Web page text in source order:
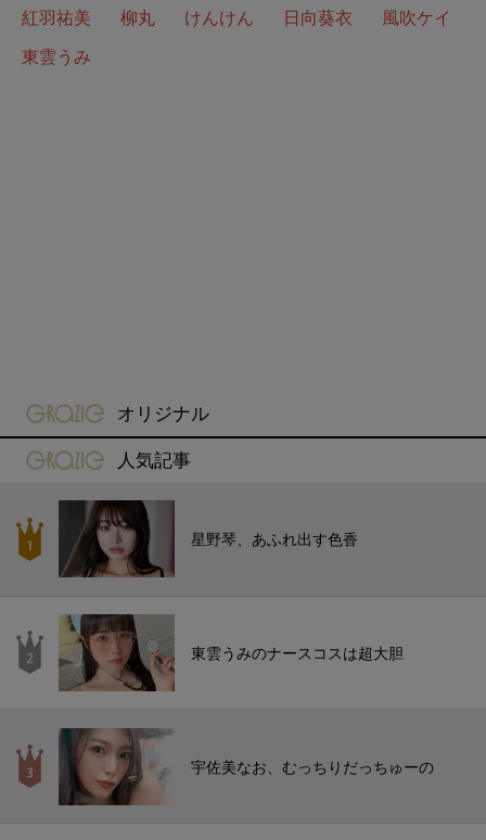
紅羽祐美 柳丸 けんけん 日向葵衣
風吹ケイ
東雲うみ
gravure-grazie
オリジナル
gravure-grazie
人気記事
星野琴、あふれ出す色香
東雲うみのナースコスは超大胆
宇佐美なお、むっちりだっちゅーの